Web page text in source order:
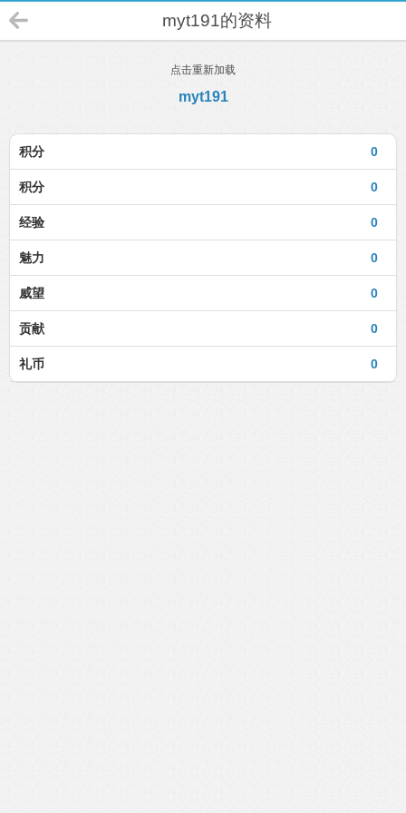
myt191的资料
点击重新加载
myt191
0
积分
0
积分
0
经验
0
魅力
0
威望
0
贡献
0
礼币